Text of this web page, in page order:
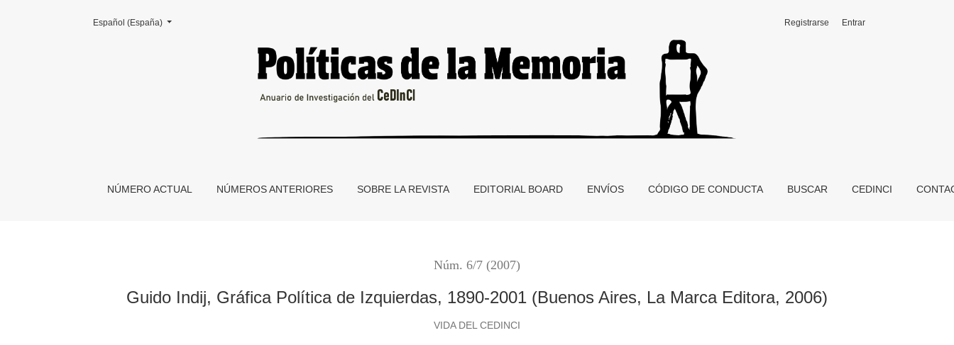
Guido Indij, Gráfica Política de Izquierdas, 1890-2001 (Buenos Aires, La Marca Editora, 2006)
NÚMERO ACTUAL NÚMEROS ANTERIORES SOBRE LA REVISTA EDITORIAL BOARD ENVÍOS CÓDIGO DE CONDUCTA BUSCAR CEDINCI
Registrarse Entrar
Cambiar el idioma. El actual es:
Español (España)
Núm. 6/7 (2007)
Guido Indij, Gráfica Política de Izquierdas, 1890-2001 (Buenos Aires, La Marca Editora, 2006)
VIDA DEL CEDINCI